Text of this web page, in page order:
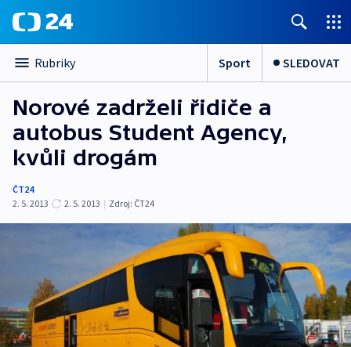
Rubriky Sport SLEDOVAT
Norové zadrželi řidiče a
autobus Student Agency,
kvůli drogám
ČT24
2. 5. 2013
2. 5. 2013 | Zdroj: ČT24